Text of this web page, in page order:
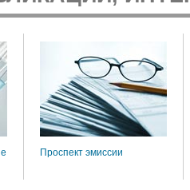
Проспект эмиссии